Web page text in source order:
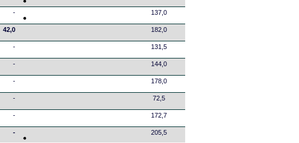
- 137,0
42,0 182,0
- 131,5
- 144,0
- 178,0
- 72,5
- 172,7
- 205,5